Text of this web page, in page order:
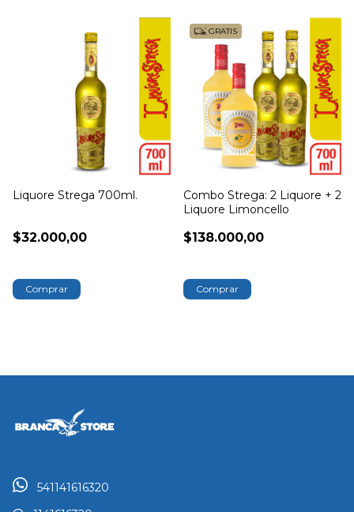
Liquore Strega 700ml.
$32.000,00
GRATIS
Combo Strega: 2 Liquore + 2
Liquore Limoncello
$138.000,00
541141616320